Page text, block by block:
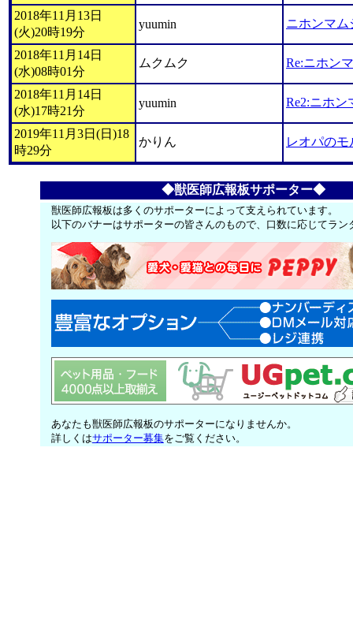
2018年11月13日
(火)20時19分
yuumin ニホンマム
2018年11月14日
(水)08時01分
ムクムク Re:ニホン
2018年11月14日
(水)17時21分
yuumin Re2:ニホン
2019年11月3日(日)18
時29分
かりん レオパの
◆獣医師広報板サポーター◆
獣医師広報板は多くのサポーターによって支えられています。
以下のバナーはサポーターの皆さんのもので、口数に応じてラ
あなたも獣医師広報板のサポーターになりませんか。
詳しくはサポーター募集をご覧ください。